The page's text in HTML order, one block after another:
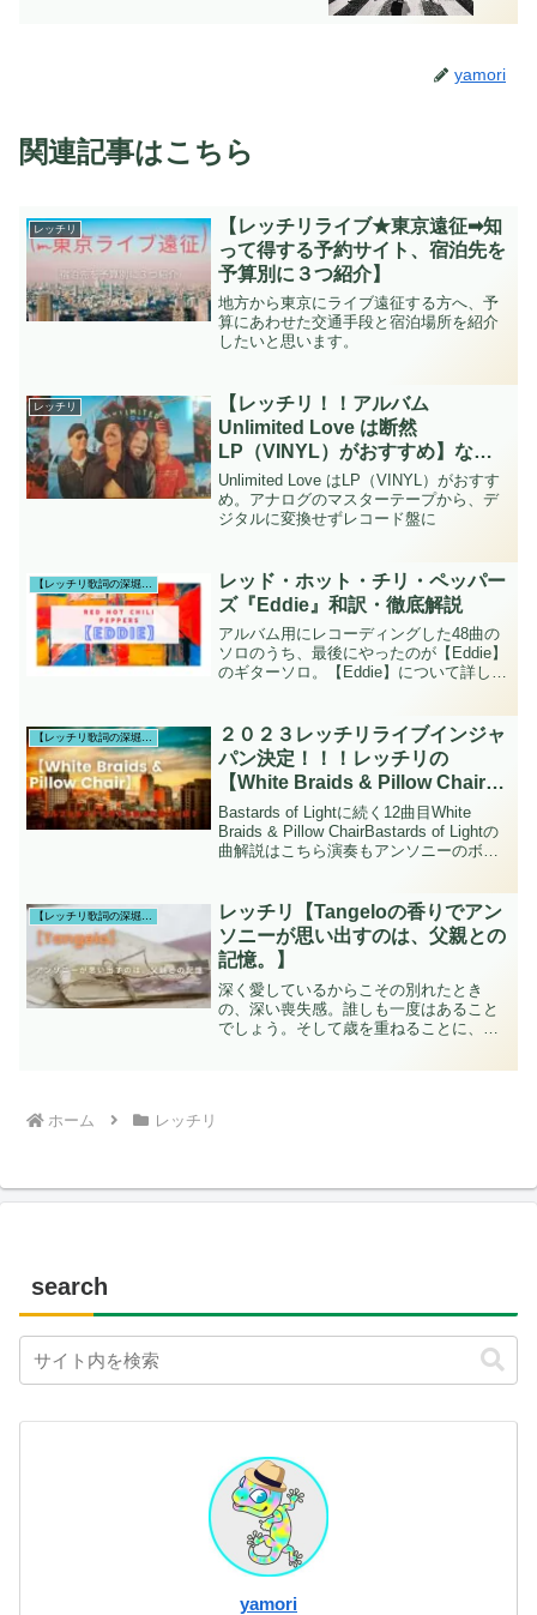
yamori
関連記事はこちら
レッチリ
【レッチリライブ★東京遠征➡知
って得する予約サイト、宿泊先を
予算別に３つ紹介】
地方から東京にライブ遠征する方へ、予
算にあわせた交通手段と宿泊場所を紹介
したいと思います。
レッチリ
【レッチリ！！アルバム
Unlimited Love は断然
LP（VINYL）がおすすめ】なぜ
って、アナログのマスターテープ
から、デジタルに変換せずレコー
ド盤にしてるから！
Unlimited Love はLP（VINYL）がおすす
め。アナログのマスターテープから、デ
ジタルに変換せずレコード盤に
【レッチリ歌詞の深堀り】
レッド・ホット・チリ・ペッパー
ズ『Eddie』和訳・徹底解説
アルバム用にレコーディングした48曲の
ソロのうち、最後にやったのが【Eddie】
のギターソロ。【Eddie】について詳しく
【レッチリ歌詞の深堀り】
２０２３レッチリライブインジャ
パン決定！！！レッチリの
【White Braids & Pillow Chair】
はカルフォルニアに対する彼らの
思いが詰まった曲（Unlimited
Love収録。）
Bastards of Lightに続く12曲目White
Braids & Pillow ChairBastards of Lightの
曲解説はこちら演奏もアンソニーのボー
レッチリ【Tangeloの香りでアン
ソニーが思い出すのは、父親との
記憶。】
深く愛しているからこその別れたとき
の、深い喪失感。誰しも一度はあること
でしょう。そして歳を重ねることに、一
ホーム レッチリ
search
yamori